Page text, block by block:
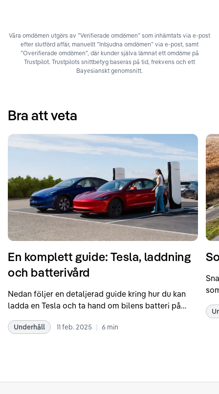
Våra omdömen utgörs av ”Verifierade omdömen” som inhämtats via e-post
efter slutförd affär, manuellt ”Inbjudna omdömen” via e-post, samt
”Overifierade omdömen”, där kunder själva lämnat ett omdöme på
Trustpilot. Trustpilots snittbetyg baseras på tid, frekvens och ett
Bayesianskt genomsnitt.
Bra att veta
En komplett guide: Tesla, laddning
och batterivård
Nedan följer en detaljerad guide kring hur du kan
ladda en Tesla och ta hand om bilens batteri på
rekommendationer samt våra egna erfarenheter
Underhåll 11 feb. 2025 | 6 min
att